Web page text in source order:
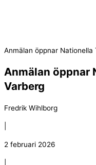
Anmälan öppnar Nationella
Anmälan öppnar
Varberg
Fredrik Wihlborg
2 februari 2026